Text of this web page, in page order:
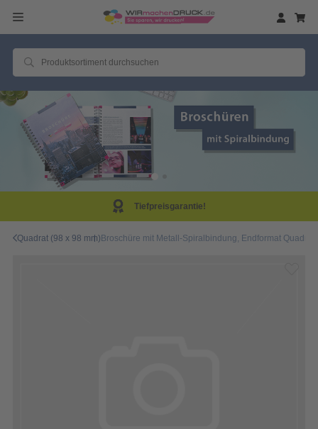
Tiefpreisgarantie!
Quadrat (98 x 98 mm)Broschüre mit Metall-Spiralbindung, Endformat Quadrat